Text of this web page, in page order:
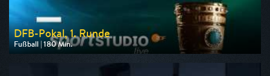
DFB-Pokal, 1. Runde
Fußball | 180 Min.
Ausgestrahlt von ZDF